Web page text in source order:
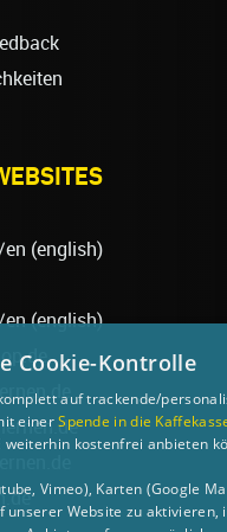
(english)
en(english)
Cookie-Kontrolle
auf trackende/
einerSpende in die
weiterhin kostenfrei anbieten
Vimeo), Karten (Google
unserer Website zu aktivieren,